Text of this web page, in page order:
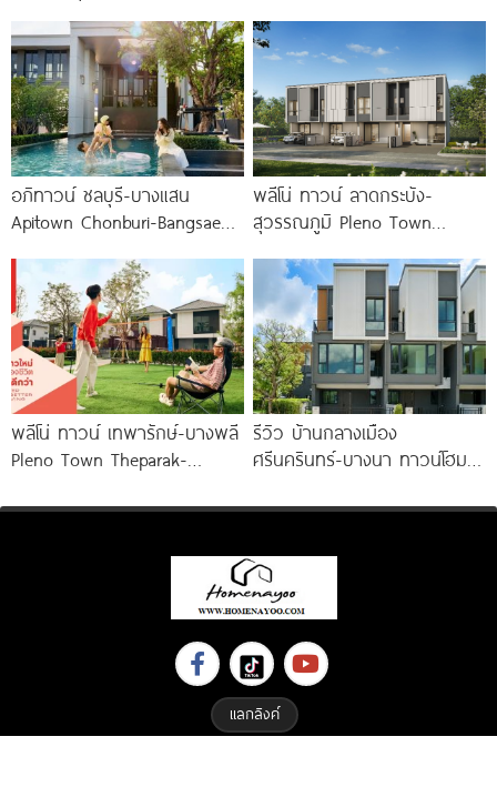
นางรอง พร้อม Fitness 24
อภิทาวน์ ชลบุรี-บางแสน
Apitown Chonburi-Bangsaen
พร้อม Fitness 24 ชม.*
พลีโน่ ทาวน์ ลาดกระบัง-
สุวรรณภูมิ Pleno Town
ทาวน์โฮมและบ้านแฝดใหม่ ใกล้นิ
คมฯ ลาดกระบัง และสนามบิน
สุวรรณภูมิ
พลีโน่ ทาวน์ เทพารักษ์-บางพลี
Pleno Town Theparak-
ใหม่จาก AP เริ่ม 1.xx
รีวิว บ้านกลางเมือง
ศรีนครินทร์-บางนา ทาวน์โฮม 3
Penthouse
แลกลิงค์